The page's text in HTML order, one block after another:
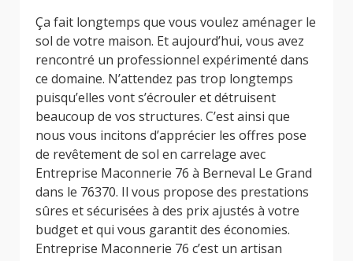
Ça fait longtemps que vous voulez aménager le
sol de votre maison. Et aujourd’hui, vous avez
rencontré un professionnel expérimenté dans
ce domaine. N’attendez pas trop longtemps
puisqu’elles vont s’écrouler et détruisent
beaucoup de vos structures. C’est ainsi que
nous vous incitons d’apprécier les offres pose
de revêtement de sol en carrelage avec
Entreprise Maconnerie 76 à Berneval Le Grand
dans le 76370. Il vous propose des prestations
sûres et sécurisées à des prix ajustés à votre
budget et qui vous garantit des économies.
Entreprise Maconnerie 76 c’est un artisan